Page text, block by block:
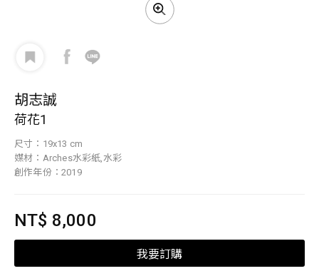
胡志誠
荷花1
尺寸：19x13 cm
媒材：Arches水彩紙,水彩
創作年份：2019
NT$ 8,000
我要訂購